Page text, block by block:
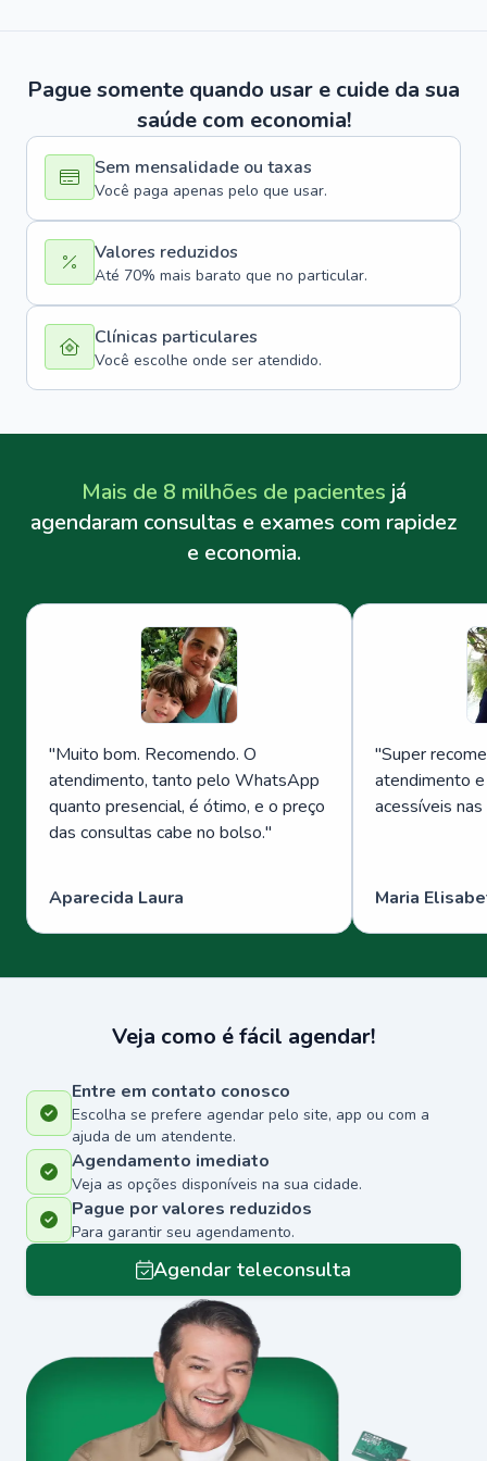
Pague somente quando usar e cuide da sua
saúde com economia!
Sem mensalidade ou taxas
Você paga apenas pelo que usar.
Valores reduzidos
Até 70% mais barato que no particular.
Clínicas particulares
Você escolhe onde ser atendido.
Mais de 8 milhões de pacientes já
agendaram consultas e exames com rapidez
e economia.
"Muito bom. Recomendo. O
atendimento, tanto pelo WhatsApp
quanto presencial, é ótimo, e o preço
das consultas cabe no bolso."
Aparecida Laura
"Super
atendimento
acessíveis
Maria
Veja como é fácil agendar!
Entre em contato conosco
Escolha se prefere agendar pelo site, app ou com a
ajuda de um atendente.
Agendamento imediato
Veja as opções disponíveis na sua cidade.
Pague por valores reduzidos
Para garantir seu agendamento.
Agendar teleconsulta